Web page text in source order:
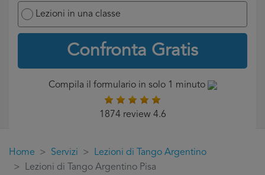
Lezioni in una classe
Confronta Gratis
Compila il formulario in solo 1 minuto
1874 review 4.6
Home Servizi
Lezioni di Tango Argentino
Lezioni di Tango Argentino Pisa